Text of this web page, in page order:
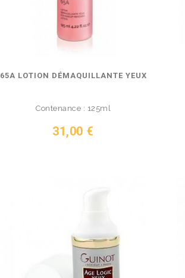
65A LOTION DÉMAQUILLANTE YEUX
Contenance : 125ml
Prix
31,00 €
VOIR LE PRODUIT